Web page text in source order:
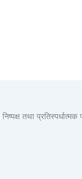
तथा प्रतिस्पर्धात्मक